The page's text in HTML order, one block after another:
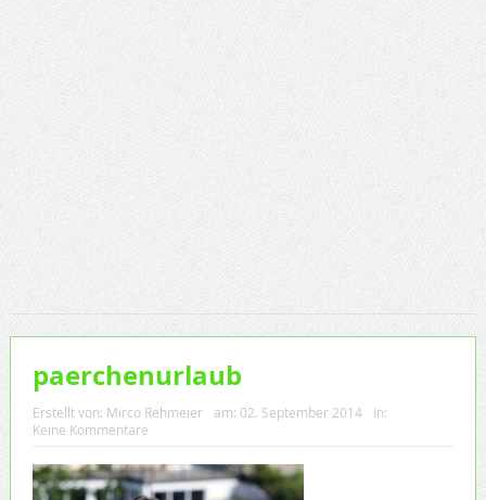
paerchenurlaub
Erstellt von: Mirco Rehmeier am: 02. September 2014
In:
Keine Kommentare